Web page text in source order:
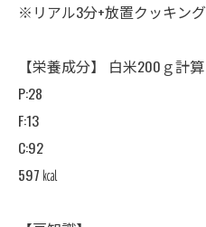
※リアル3分+放置クッキング
【栄養成分】 白米200ｇ計算
P:28
F:13
C:92
597 ㎉